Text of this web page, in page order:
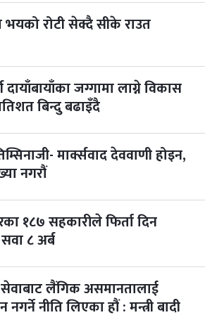
रोटी सेक्दै सीके राउत
दायाँबायाँका जग्गामा लाग्ने विकास
बिन्दु बढाइँदै
मार्क्सवाद देववाणी होइन,
नगरौं
१८७ सहकारीले फिर्ता दिन
८ अर्ब
लैंगिक असमानतालाई
नगर्ने नीति लिएका हौं : मन्त्री बादी